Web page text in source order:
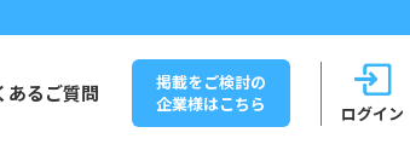
ログイン
あるご質問
掲載をご検討の
企業様はこちら